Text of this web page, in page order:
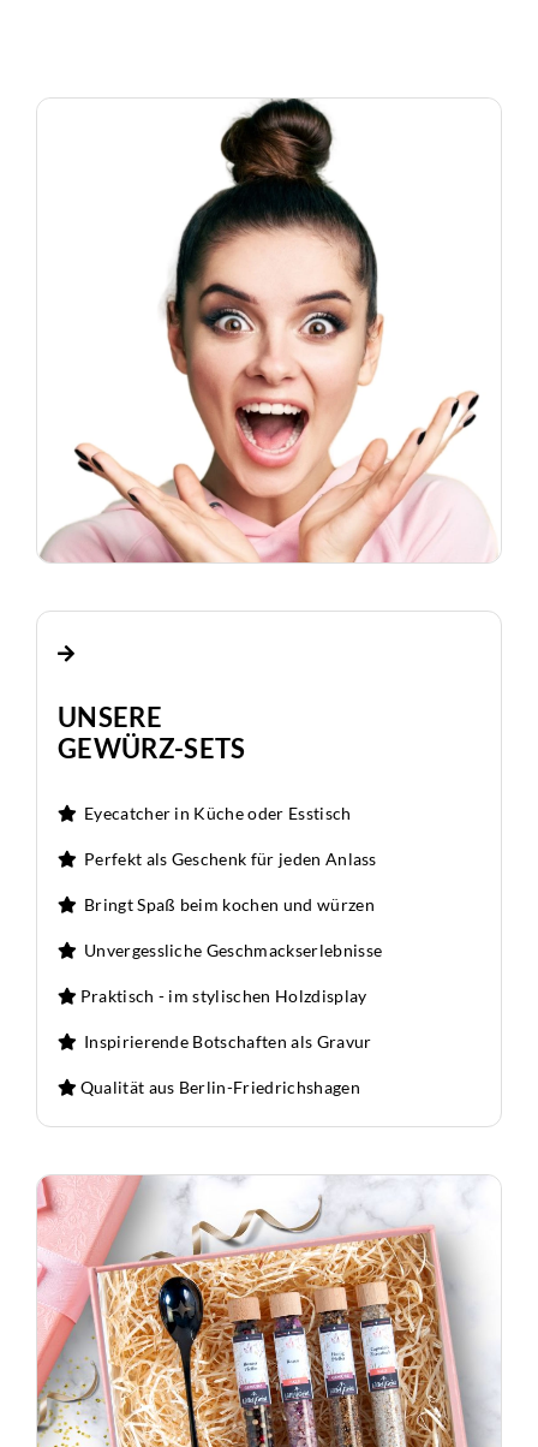
UNSERE
GEWÜRZ-SETS
Eyecatcher in Küche oder Esstisch
Perfekt als Geschenk für jeden Anlass
Bringt Spaß beim kochen und würzen
Unvergessliche Geschmackserlebnisse
Praktisch - im stylischen Holzdisplay
Inspirierende Botschaften als Gravur
Qualität aus Berlin-Friedrichshagen